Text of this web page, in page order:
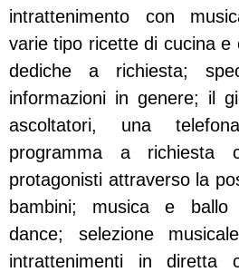
intrattenimento con
varie tipo ricette di cucina e
dediche a richiesta;
informazioni in genere; il
ascoltatori, una
programma a richiesta
protagonisti attraverso la
bambini; musica e ballo
dance; selezione
intrattenimenti in diretta